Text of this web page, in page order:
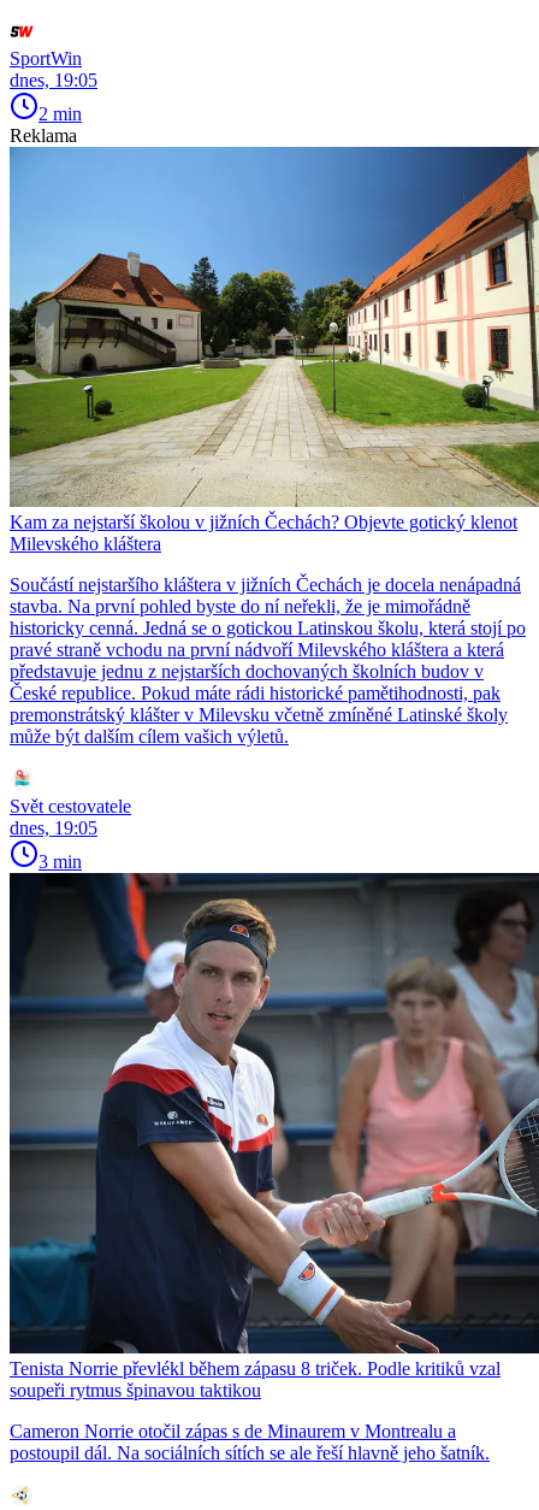
SportWin
dnes, 19:05
2 min
Reklama
Kam za nejstarší školou v jižních Čechách? Objevte gotický klenot
Milevského kláštera
Součástí nejstaršího kláštera v jižních Čechách je docela nenápadná
stavba. Na první pohled byste do ní neřekli, že je mimořádně
historicky cenná. Jedná se o gotickou Latinskou školu, která stojí po
pravé straně vchodu na první nádvoří Milevského kláštera a která
představuje jednu z nejstarších dochovaných školních budov v
České republice. Pokud máte rádi historické pamětihodnosti, pak
premonstrátský klášter v Milevsku včetně zmíněné Latinské školy
může být dalším cílem vašich výletů.
Svět cestovatele
dnes, 19:05
3 min
Tenista Norrie převlékl během zápasu 8 triček. Podle kritiků vzal
soupeři rytmus špinavou taktikou
Cameron Norrie otočil zápas s de Minaurem v Montrealu a
postoupil dál. Na sociálních sítích se ale řeší hlavně jeho šatník.